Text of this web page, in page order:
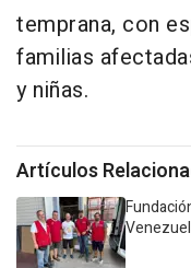
temprana, con
familias
y niñas.
Artículos